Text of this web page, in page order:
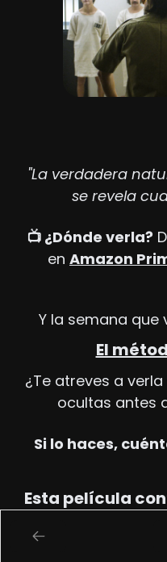
"La verdadera
se revela
📺 ¿Dónde verla?
en Amazon
Y la semana que
El
¿Te atreves a
ocultas antes
Si lo haces,
Esta película
¡Selecciona una y